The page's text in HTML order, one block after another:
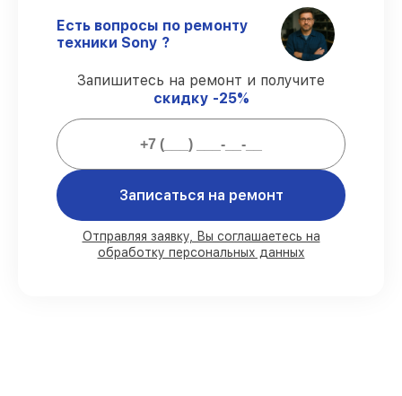
–
гарантируем завершение работ без
задержек.
– все
работы по восстановлению проводятся с
официальной гарантией.
Мы гарантируем:
работ в вашем присутствии
90%комплектующих для игровых
приставок имеются в наличии или
быстро поставляются
Есть вопросы по ремонту
техники Sony ?
Запишитесь на ремонт и получите
скидку -25%
Записаться на ремонт
Отправляя заявку, Вы соглашаетесь на
обработку персональных данных